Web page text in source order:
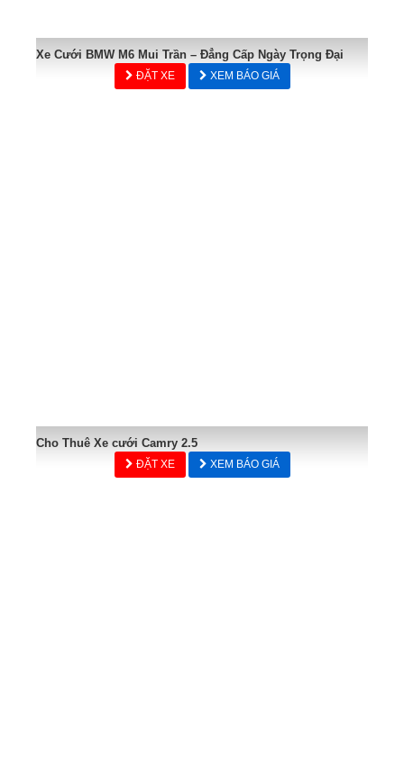
Xe Cưới BMW M6 Mui Trần – Đẳng Cấp Ngày Trọng Đại
ĐẶT XE XEM BÁO GIÁ
Cho Thuê Xe cưới Camry 2.5
ĐẶT XE XEM BÁO GIÁ